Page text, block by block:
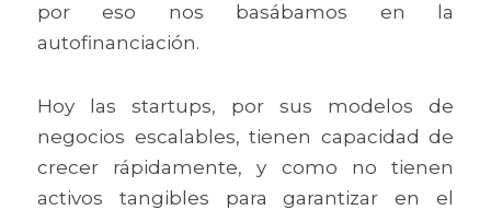
por eso nos basábamos en la
autofinanciación.
Hoy las startups, por sus modelos de
negocios escalables, tienen capacidad de
crecer rápidamente, y como no tienen
activos tangibles para garantizar en el